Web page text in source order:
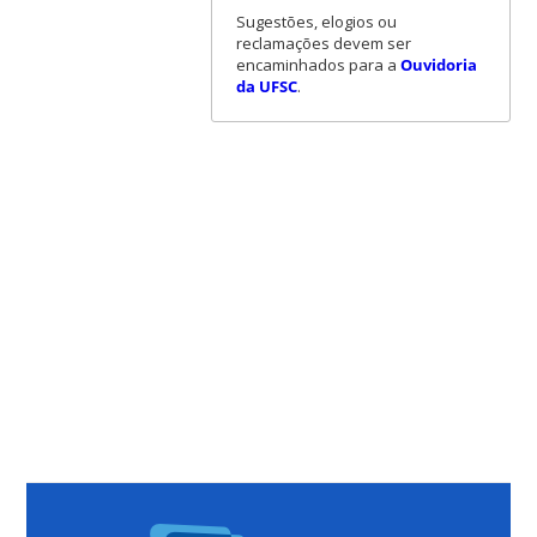
Sugestões, elogios ou
reclamações devem ser
encaminhados para a Ouvidoria
da UFSC.